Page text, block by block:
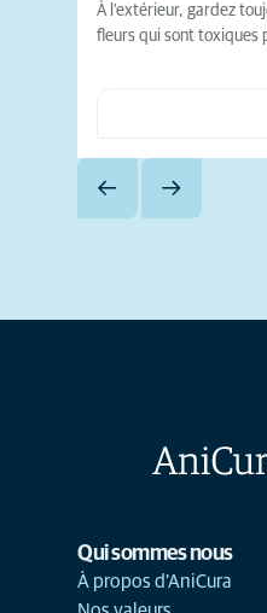
À l’extérieur, gardez
fleurs qui sont toxiques
Qui sommes nous
À propos d'AniCura